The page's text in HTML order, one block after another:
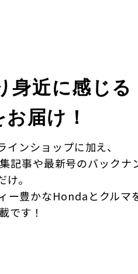
身近に感じる
届け！
ンショップに加え、
記事や最新号のバックナ
。
ー豊かなHondaとクルマ
です！